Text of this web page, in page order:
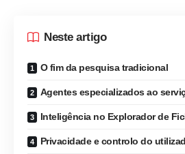
Neste artigo
O fim da pesquisa tradicional
Agentes especializados ao
Inteligência no Explorador de
Privacidade e controlo do